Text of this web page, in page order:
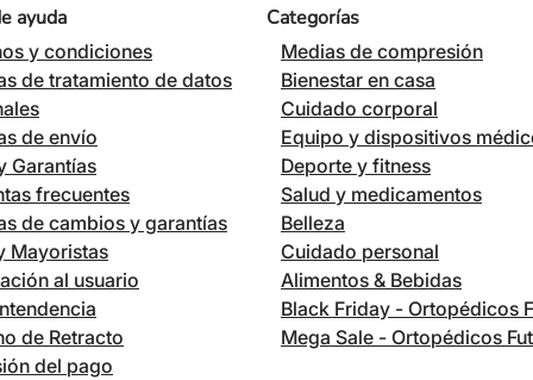
ayuda
y condiciones
de tratamiento de datos
de envío
Garantías
frecuentes
de cambios y garantías
Mayoristas
al usuario
de Retracto
del pago
Categorías
Medias de compresión
Bienestar en casa
Cuidado corporal
Equipo y dispositivos
Deporte y fitness
Salud y medicamentos
Belleza
Cuidado personal
Alimentos & Bebidas
Black Friday - Ortopédicos
Mega Sale - Ortopédicos